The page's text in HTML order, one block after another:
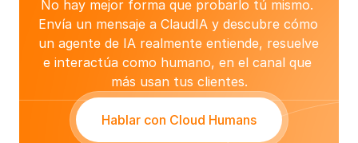
No hay mejor forma que probarlo tú mismo.
Envía un mensaje a ClaudIA y descubre cómo
un agente de IA realmente entiende, resuelve
e interactúa como humano, en el canal que
más usan tus clientes.
Hablar con Cloud Humans